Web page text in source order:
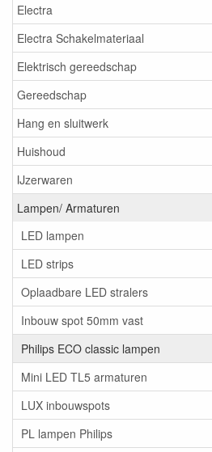
Electra
Electra Schakelmateriaal
Elektrisch gereedschap
Gereedschap
Hang en sluitwerk
Huishoud
IJzerwaren
Lampen/ Armaturen
LED lampen
LED strips
Oplaadbare LED stralers
Inbouw spot 50mm vast
Philips ECO classic lampen
Mini LED TL5 armaturen
LUX inbouwspots
PL lampen Philips